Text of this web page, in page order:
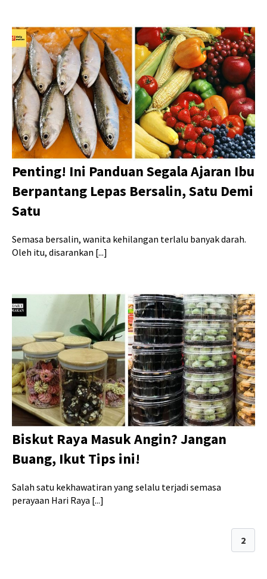
Penting! Ini Panduan Segala Ajaran Ibu
Berpantang Lepas Bersalin, Satu Demi
Satu
Semasa bersalin, wanita kehilangan terlalu banyak darah.
Oleh itu, disarankan [...]
Biskut Raya Masuk Angin? Jangan
Buang, Ikut Tips ini!
Salah satu kekhawatiran yang selalu terjadi semasa
perayaan Hari Raya [...]
2